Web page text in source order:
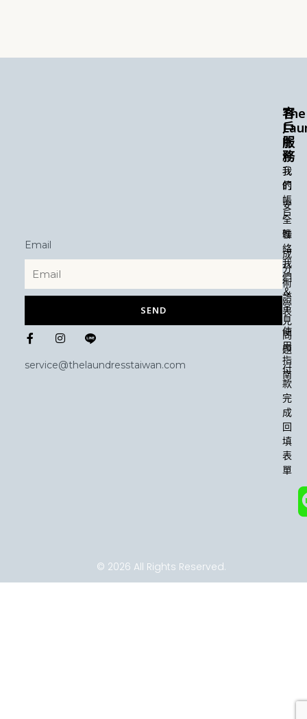
The
關
於
我
們
安
全
性
成
分
術
語
表
使
用
指
南
客
戶
服
務
我
的
帳
戶
聯
絡
我
們
＆
常
見
問
題
付
款
完
成
回
填
表
單
Email
SEND
F
a
e
n
t
a
service@thelaundresstaiwan.com
© 2026 All Rights Reserved.